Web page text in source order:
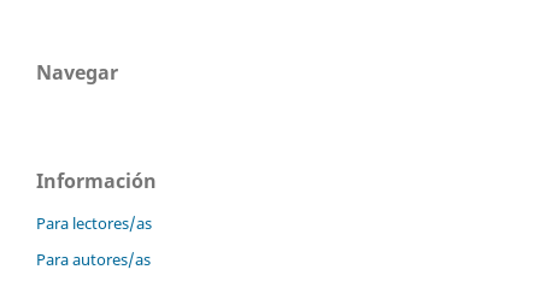
Navegar
Información
Para lectores/as
Para autores/as